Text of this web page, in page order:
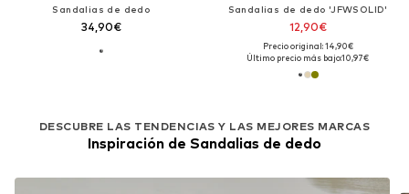
Sandalias de dedo
34,90€
DESCUBRE LAS TENDENCIAS Y LAS MEJORES MARCAS
Inspiración de Sandalias de dedo
Sandalias de dedo 'JFWSOLID'
12,90€
Precio original: 14,90€
Último precio más bajo:10,97€